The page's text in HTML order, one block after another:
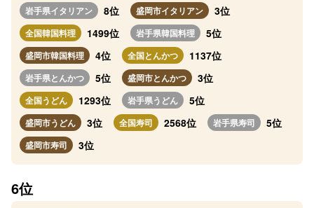
岩手県イタリアン 8位 盛岡市イタリアン 3位
全国韓国料理 1499位 岩手県韓国料理 5位
盛岡市韓国料理 4位 全国とんかつ 1137位
岩手県とんかつ 5位 盛岡市とんかつ 3位
全国うどん 1293位 岩手県うどん 5位
盛岡市うどん 3位 全国寿司 2568位 岩手県寿司 5位
盛岡市寿司 3位
6位